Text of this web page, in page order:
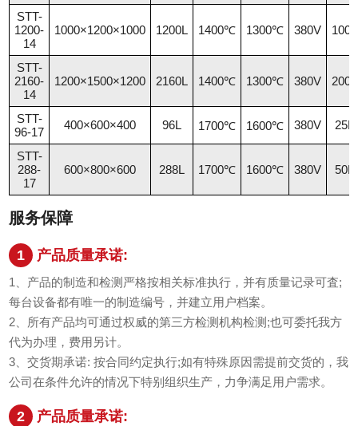
STT-
1200-
14
1000×1200×1000 1200L 1400℃ 1300℃ 380V
STT-
2160-
14
1200×1500×1200 2160L 1400℃ 1300℃ 380V
STT-
96-17
400×600×400 96L 1700℃ 1600℃ 380V
STT-
288-
17
600×800×600 288L 1700℃ 1600℃ 380V
服务保障
1 产品质量承诺:
1、产品的制造和检测严格按相关标准执行，并有质量记录可査;
每台设备都有唯一的制造编号，并建立用户档案。
2、所有产品均可通过权威的第三方检测机构检测;也可委托我方
代为办理，费用另计。
3、交货期承诺: 按合同约定执行;如有特殊原因需提前交货的，我
公司在条件允许的情况下特别组织生产，力争满足用户需求。
2 产品质量承诺: